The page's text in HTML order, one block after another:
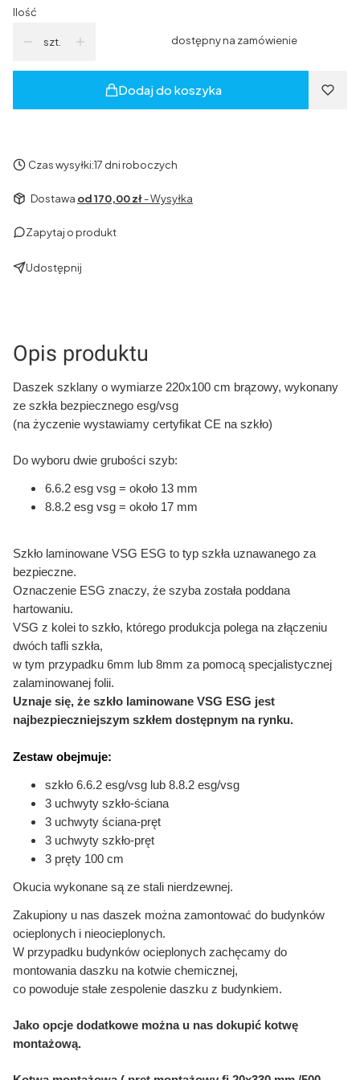
Ilość
szt. dostępny na zamówienie
Dodaj do koszyka
Czas wysyłki:17 dni roboczych
Dostawa od 170,00 zł- Wysyłka
Zapytaj o produkt
Udostępnij
Opis produktu
Daszek szklany o wymiarze 220x100 cm brązowy, wykonany
ze szkła bezpiecznego esg/vsg
(na życzenie wystawiamy certyfikat CE na szkło)
Do wyboru dwie grubości szyb:
6.6.2 esg vsg = około 13 mm
8.8.2 esg vsg = około 17 mm
Szkło laminowane VSG ESG to typ szkła uznawanego za
bezpieczne.
Oznaczenie ESG znaczy, że szyba została poddana
hartowaniu.
VSG z kolei to szkło, którego produkcja polega na złączeniu
dwóch tafli szkła,
w tym przypadku 6mm lub 8mm za pomocą specjalistycznej
zalaminowanej folii.
Uznaje się, że szkło laminowane VSG ESG jest
najbezpieczniejszym szkłem dostępnym na rynku.
Zestaw obejmuje:
szkło 6.6.2 esg/vsg lub 8.8.2 esg/vsg
3 uchwyty szkło-ściana
3 uchwyty ściana-pręt
3 uchwyty szkło-pręt
3 pręty 100 cm
Okucia wykonane są ze stali nierdzewnej.
Zakupiony u nas daszek można zamontować do budynków
ocieplonych i nieocieplonych.
W przypadku budynków ocieplonych zachęcamy do
montowania daszku na kotwie chemicznej,
co powoduje stałe zespolenie daszku z budynkiem.
Jako opcje dodatkowe można u nas dokupić kotwę
montażową.